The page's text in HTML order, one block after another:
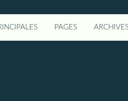
PAGES